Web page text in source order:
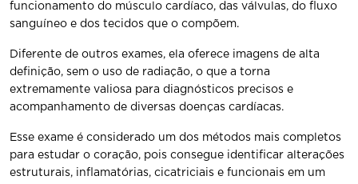
funcionamento do músculo cardíaco, das válvulas, do fluxo
sanguíneo e dos tecidos que o compõem.
Diferente de outros exames, ela oferece imagens de alta
definição, sem o uso de radiação, o que a torna
extremamente valiosa para diagnósticos precisos e
acompanhamento de diversas doenças cardíacas.
Esse exame é considerado um dos métodos mais completos
para estudar o coração, pois consegue identificar alterações
estruturais, inflamatórias, cicatriciais e funcionais em um